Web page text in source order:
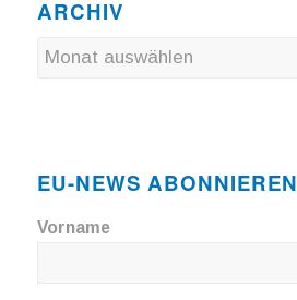
ARCHIV
EU-NEWS ABONNIEREN
Vorname